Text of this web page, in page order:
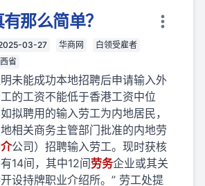
那么简单？
03-27 华商网
白领受雇者
省
未能成功本地招聘后申请输入外
的工资不能低于香港工资中位
拟聘用的输入劳工为内地居民，
相关商务主管部门批准的内地劳
公司）招聘输入劳工。现时获核
14间，其中12间劳务企业或其关
设持牌职业介绍所。” 劳工处提